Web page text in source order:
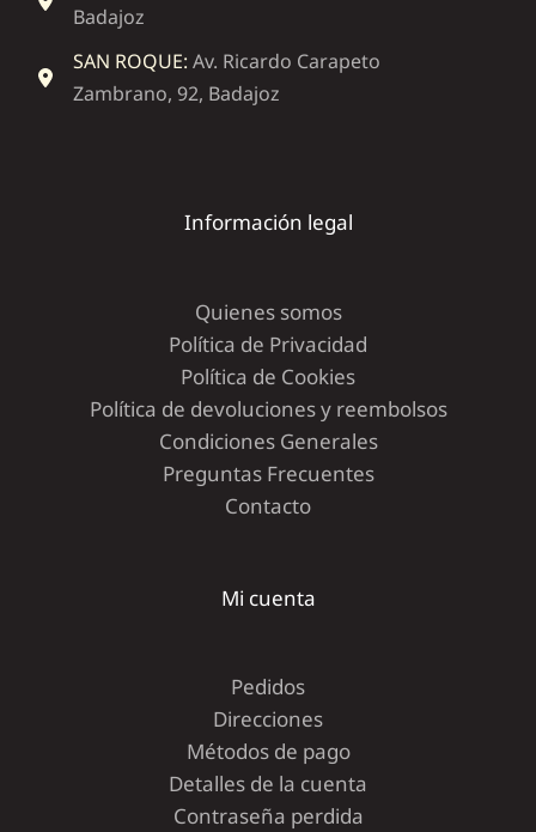
Badajoz
SAN ROQUE: Av. Ricardo Carapeto
Zambrano, 92, Badajoz
Información legal
Quienes somos
Política de Privacidad
Política de Cookies
Política de devoluciones y reembolsos
Condiciones Generales
Preguntas Frecuentes
Contacto
Mi cuenta
Pedidos
Direcciones
Métodos de pago
Detalles de la cuenta
Contraseña perdida